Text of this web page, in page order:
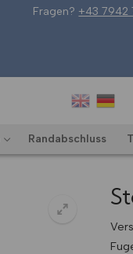
Fragen? +43 7942
Randabschluss